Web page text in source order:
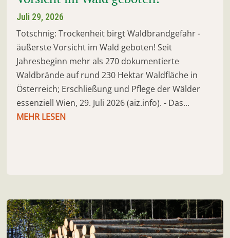
Juli 29, 2026
Totschnig: Trockenheit birgt Waldbrandgefahr -
äußerste Vorsicht im Wald geboten! Seit
Jahresbeginn mehr als 270 dokumentierte
Waldbrände auf rund 230 Hektar Waldfläche in
Österreich; Erschließung und Pflege der Wälder
essenziell Wien, 29. Juli 2026 (aiz.info). - Das...
MEHR LESEN